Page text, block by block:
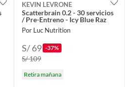
KEVIN LEVRONE
Scatterbrain 0.2 - 30 servicios
/ Pre-Entreno - Icy Blue Raz
Por Luc Nutrition
S/ 69 -37%
S/ 109
Retira mañana